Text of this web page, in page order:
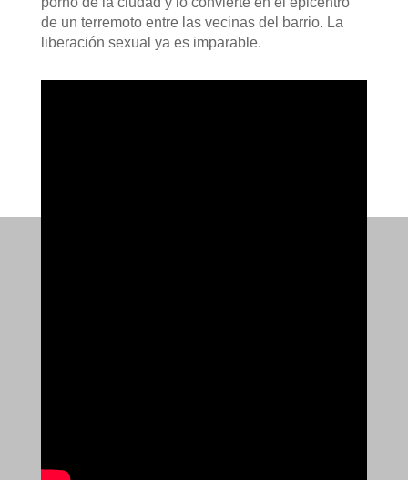
de un terremoto entre las vecinas del barrio. La
liberación sexual ya es imparable.